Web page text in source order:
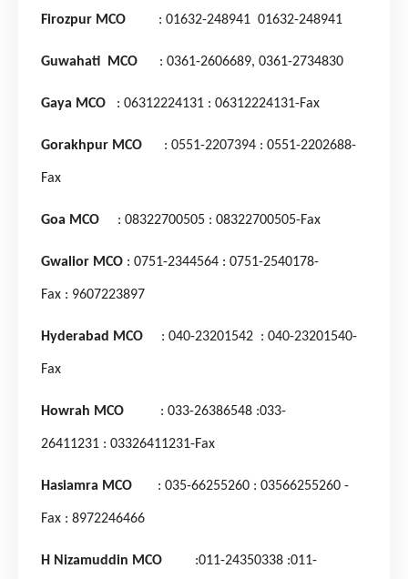
Firozpur MCO : 01632-248941 01632-248941
Guwahati MCO : 0361-2606689, 0361-2734830
Gaya MCO : 06312224131 : 06312224131-Fax
Gorakhpur MCO : 0551-2207394 : 0551-2202688-
Fax
Goa MCO : 08322700505 : 08322700505-Fax
Gwalior MCO : 0751-2344564 : 0751-2540178-
Fax : 9607223897
Hyderabad MCO : 040-23201542 : 040-23201540-
Fax
Howrah MCO : 033-26386548 :033-
26411231 : 03326411231-Fax
Hasiamra MCO : 035-66255260 : 03566255260 -
Fax : 8972246466
H Nizamuddin MCO :011-24350338 :011-